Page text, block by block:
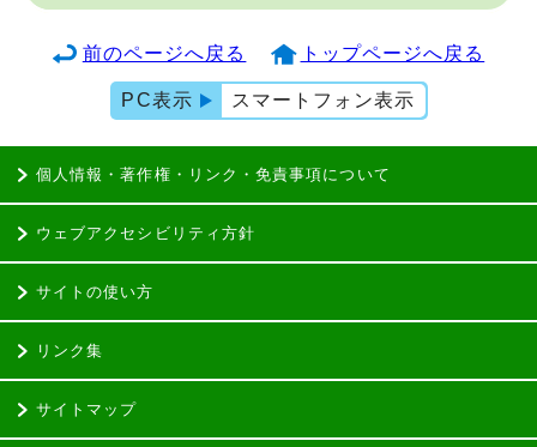
前のページへ戻る トップページへ戻る
PC表示 スマートフォン表示
個人情報・著作権・リンク・免責事項について
ウェブアクセシビリティ方針
サイトの使い方
リンク集
サイトマップ